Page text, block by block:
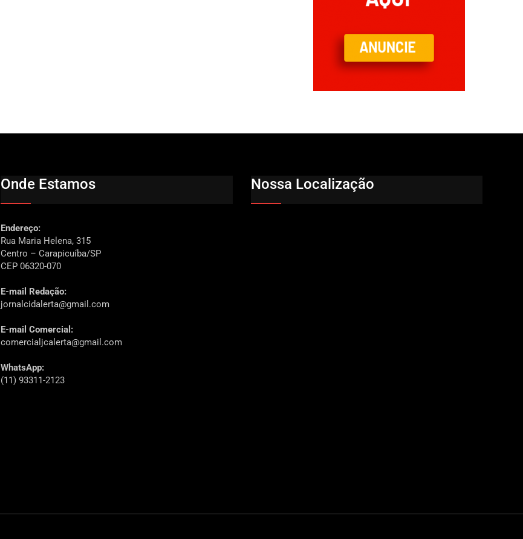
Onde Estamos
Endereço:
Rua Maria Helena, 315
Centro – Carapicuíba/SP
CEP 06320-070
E-mail Redação:
jornalcidalerta@gmail.com
E-mail Comercial:
comercialjcalerta@gmail.com
WhatsApp:
(11) 93311-2123
Nossa Localização